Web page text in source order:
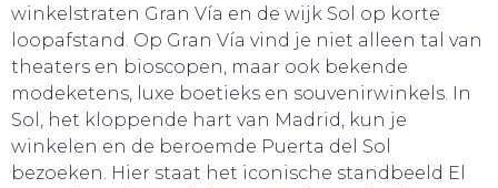
GA UIT!
winkelstraten Gran Vía en de wijk Sol op korte
loopafstand. Op Gran Vía vind je niet alleen tal van
theaters en bioscopen, maar ook bekende
modeketens, luxe boetieks en souvenirwinkels. In
Sol, het kloppende hart van Madrid, kun je
winkelen en de beroemde Puerta del Sol
bezoeken. Hier staat het iconische standbeeld El